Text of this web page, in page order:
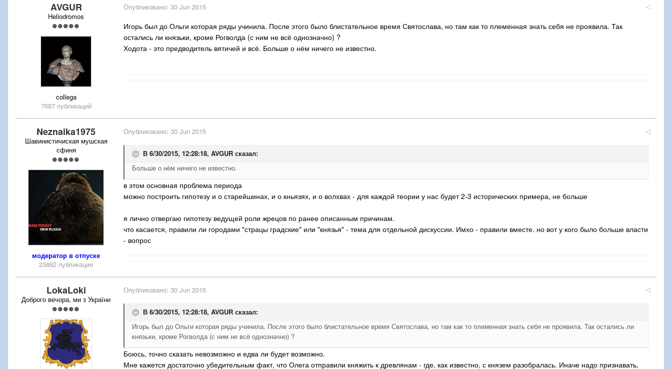
AVGUR
Heliodromos
collega
7687 публикаций
Опубликовано: 30 Jun 2015
Игорь был до Ольги которая ряды учинила. После этого было блистательное время Святослава, но там как то племенная знать себя не проявила. Так
остались ли князьки, кроме Рогволда (с ним не всё однозначно) ?
Ходота - это предводитель вятичей и всё. Больше о нём ничего не известно.
Neznaika1975
Шавинистичиская мушская
сфиня
модератор в отпуске
23882 публикации
Опубликовано: 30 Jun 2015
В 6/30/2015, 12:28:18, AVGUR сказал:
Больше о нём ничего не известно.
в этом основная проблема периода
можно построить гипотезу и о старейшинах, и о кньязях, и о волхвах - для каждой теории у нас будет 2-3 исторических примера, не больше
я лично отвергаю гипотезу ведущей роли жрецов по ранее описанным причинам.
что касается, правили ли городами "страцы градские" или "князья" - тема для отдельной дискуссии. Имхо - правили вместе. но вот у кого было больше власти
- вопрос
LokaLoki
Доброго вечора, ми з України
Опубликовано: 30 Jun 2015
В 6/30/2015, 12:28:18, AVGUR сказал:
Игорь был до Ольги которая ряды учинила. После этого было блистательное время Святослава, но там как то племенная знать себя не проявила. Так остались ли
князьки, кроме Рогволда (с ним не всё однозначно) ?
Боюсь, точно сказать невозможно и едва ли будет возможно.
Мне кажется достаточно убедительным факт, что Олега отправили княжить к древлянам - где, как известно, с князем разобралась. Иначе надо признавать,